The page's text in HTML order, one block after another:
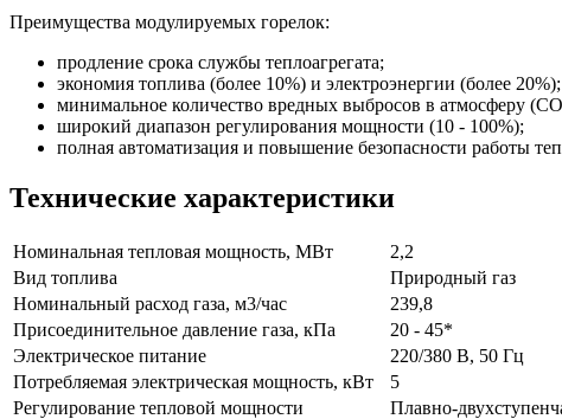
Преимущества модулируемых горелок:
продление срока службы теплоагрегата;
экономия топлива (более 10%) и электроэнергии (более 20%);
минимальное количество вредных выбросов в атмосферу
широкий диапазон регулирования мощности (10 - 100%);
полная автоматизация и повышение безопасности работы
Технические характеристики
Номинальная тепловая мощность, МВт
2,2
Вид топлива
Природный газ
Номинальный расход газа, м3/час
239,8
Присоединительное давление газа, кПа
20 - 45*
Электрическое питание
220/380 В, 50 Гц
Потребляемая электрическая мощность, кВт
5
Регулирование тепловой мощности
Плавно-